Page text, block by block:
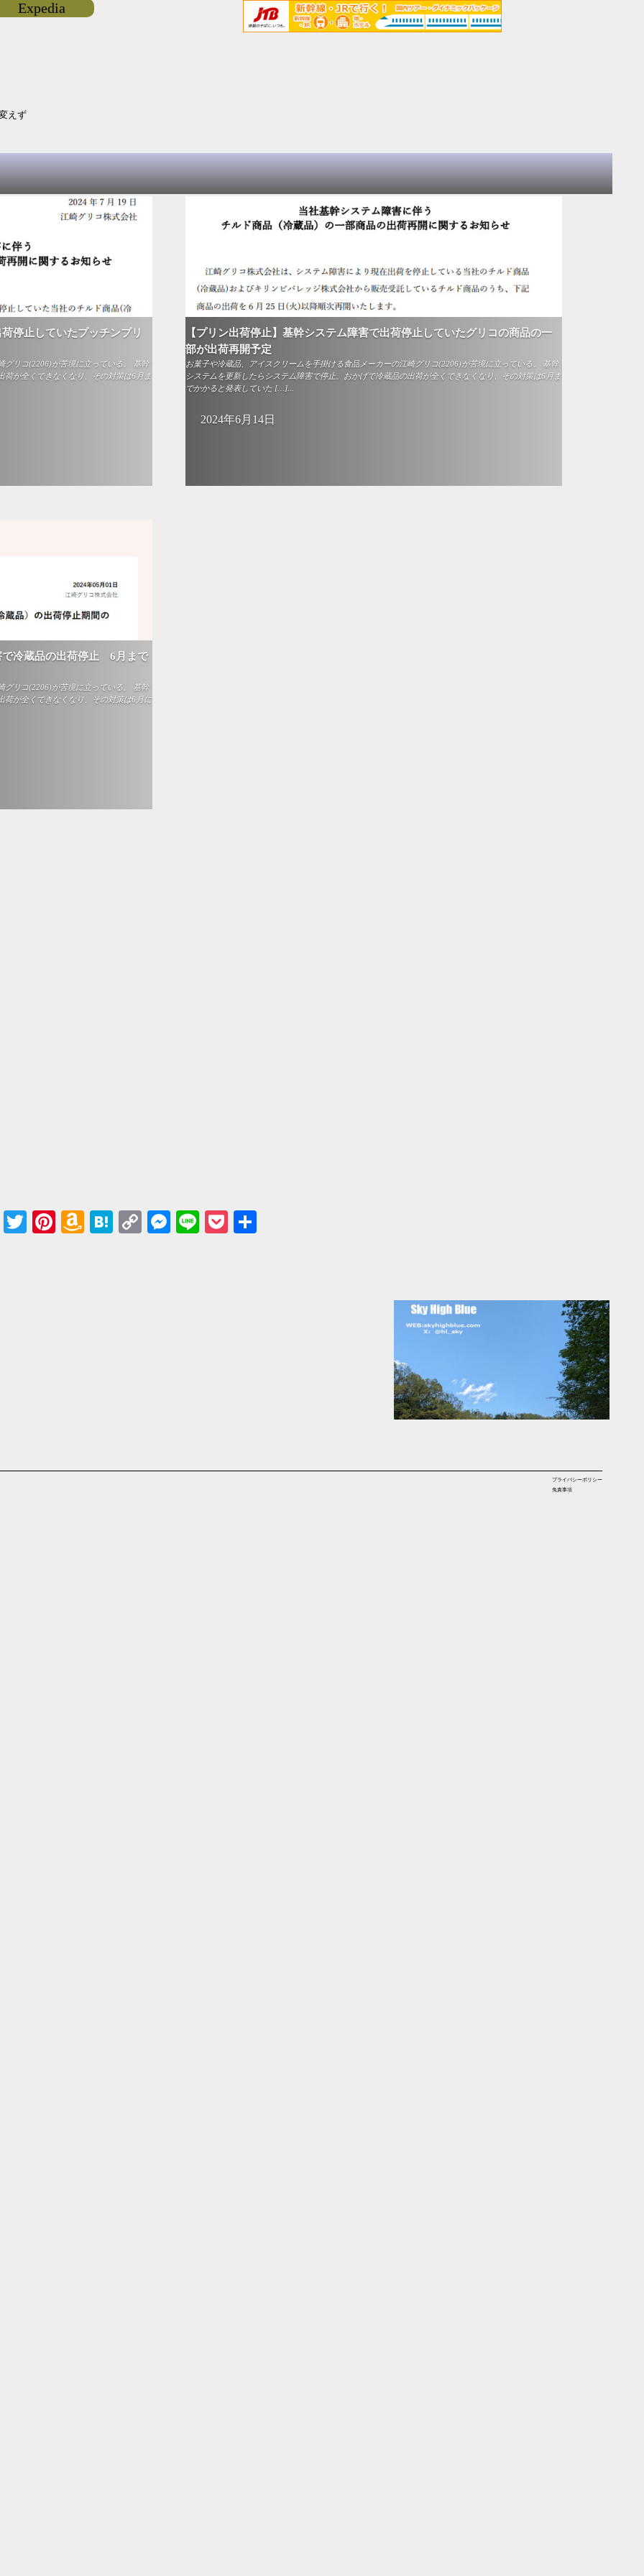
Expedia
えず
停止していたプッチンプリ
グリコ(2206)が苦境に立っている。 基幹
荷が全くできなくなり、その対策は6月ま
【プリン出荷停止】基幹システム障害で出荷停止していたグリコの商品の一
部が出荷再開予定
お菓子や冷蔵品、アイスクリームを手掛ける食品メーカーの江崎グリコ(2206)が苦境に立っている。 基幹
システムを更新したらシステム障害で停止。おかげで冷蔵品の出荷が全くできなくなり、その対策は6月ま
でかかると発表していた […]...
2024年6月14日
で冷蔵品の出荷停止 6月まで
グリコ(2206)が苦境に立っている。 基幹
荷が全くできなくなり、その対策は6月に
FacebookTwitter PinterestAmazonHatena
Copy
Messenger
Line Pocket
プライバシーポリシー
免責事項